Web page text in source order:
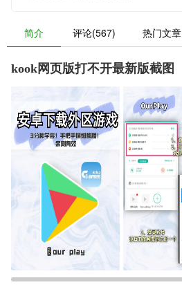
简介 评论(567) 热门文章
kook网页版打不开最新版截图